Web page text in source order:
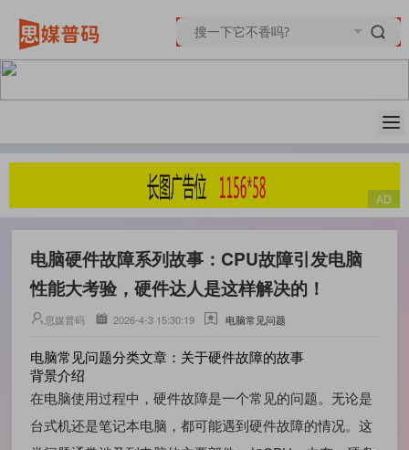
电脑硬件故障系列故事：CPU故障引发电脑
性能大考验，硬件达人是这样解决的！
思媒普码 2026-4-3 15:30:19 电脑常见问题
电脑常见问题分类文章：关于硬件故障的故事
背景介绍
在电脑使用过程中，硬件故障是一个常见的问题。无论是
台式机还是笔记本电脑，都可能遇到硬件故障的情况。这